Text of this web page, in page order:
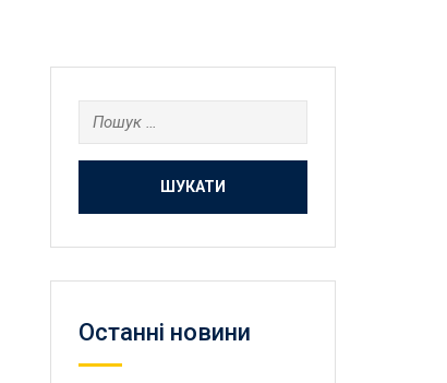
Пошук:
Останнi новини